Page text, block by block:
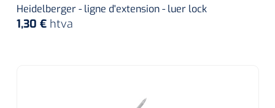
Heidelberger - ligne d'extension - luer lock
1,30 € htva